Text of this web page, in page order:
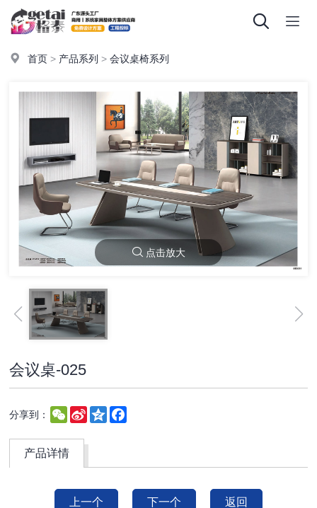
首页 > 产品系列 >会议桌椅系列
点击放大
会议桌-025
分享到： WeChat
Sina
Weibo
Qzone
产品详情
上一个 下一个 返回